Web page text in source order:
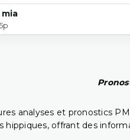
analyses et pronostics
hippiques, offrant des